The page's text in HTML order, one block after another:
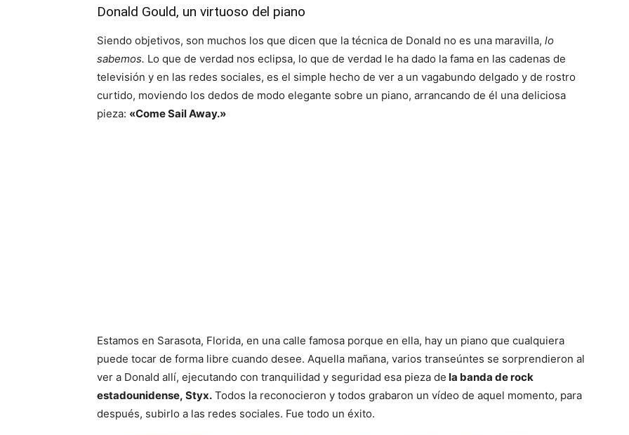
Donald Gould, un virtuoso del piano
Siendo objetivos, son muchos los que dicen que la técnica de Donald no es una maravilla, lo
sabemos. Lo que de verdad nos eclipsa, lo que de verdad le ha dado la fama en las cadenas de
televisión y en las redes sociales, es el simple hecho de ver a un vagabundo delgado y de rostro
curtido, moviendo los dedos de modo elegante sobre un piano, arrancando de él una deliciosa
pieza: «Come Sail Away.»
Estamos en Sarasota, Florida, en una calle famosa porque en ella, hay un piano que cualquiera
puede tocar de forma libre cuando desee. Aquella mañana, varios transeúntes se sorprendieron al
ver a Donald allí, ejecutando con tranquilidad y seguridad esa pieza de la banda de rock
estadounidense, Styx. Todos la reconocieron y todos grabaron un vídeo de aquel momento, para
después, subirlo a las redes sociales. Fue todo un éxito.